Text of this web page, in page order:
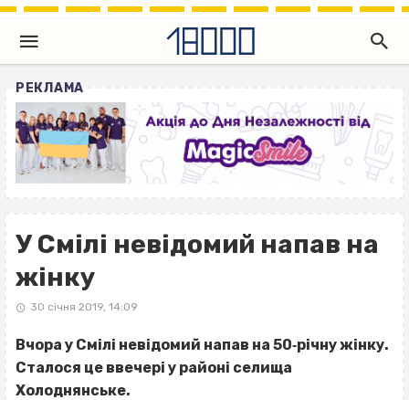
РЕКЛАМА
У Смілі невідомий напав на
жінку
30 січня 2019, 14:09
Вчора у Смілі невідомий напав на 50‐річну жінку.
Сталося це ввечері у районі селища
Холоднянське.